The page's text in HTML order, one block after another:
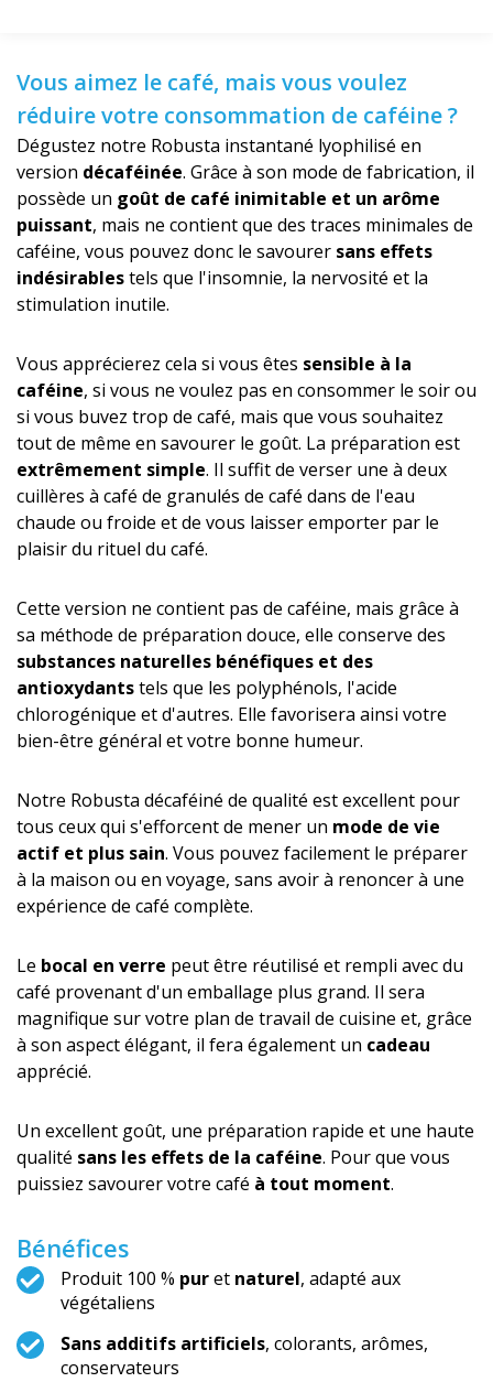
Vous aimez le café, mais vous voulez
réduire votre consommation de caféine ?
Dégustez notre Robusta instantané lyophilisé en
version décaféinée. Grâce à son mode de fabrication, il
possède un goût de café inimitable et un arôme
puissant, mais ne contient que des traces minimales de
caféine, vous pouvez donc le savourer sans effets
indésirablestels que l'insomnie, la nervosité et la
stimulation inutile.
Vous apprécierez cela si vous êtes sensible à la
caféine, si vous ne voulez pas en consommer le soir ou
si vous buvez trop de café, mais que vous souhaitez
tout de même en savourer le goût. La préparation est
extrêmement simple. Il suffit de verser une à deux
cuillères à café de granulés de café dans de l'eau
chaude ou froide et de vous laisser emporter par le
plaisir du rituel du café.
Cette version ne contient pas de caféine, mais grâce à
sa méthode de préparation douce, elle conserve des
substances naturelles bénéfiques et des
antioxydantstels que les polyphénols, l'acide
chlorogénique et d'autres. Elle favorisera ainsi votre
bien-être général et votre bonne humeur.
Notre Robusta décaféiné de qualité est excellent pour
tous ceux qui s'efforcent de mener un mode de vie
actif et plus sain. Vous pouvez facilement le préparer
à la maison ou en voyage, sans avoir à renoncer à une
expérience de café complète.
Le bocal en verre peut être réutilisé et rempli avec du
café provenant d'un emballage plus grand. Il sera
magnifique sur votre plan de travail de cuisine et, grâce
à son aspect élégant, il fera également un cadeau
apprécié.
Un excellent goût, une préparation rapide et une haute
qualité sans les effets de la caféine. Pour que vous
puissiez savourer votre café à tout moment.
Bénéfices
Produit 100 % puret naturel, adapté aux
végétaliens
Sans additifs artificiels, colorants, arômes,
conservateurs